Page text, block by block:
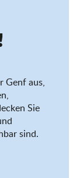
Genf aus,
Sie
sind.